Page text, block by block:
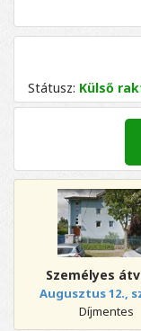
Státusz: Külső
Személyes
Augusztus 12.,
Díjmentes